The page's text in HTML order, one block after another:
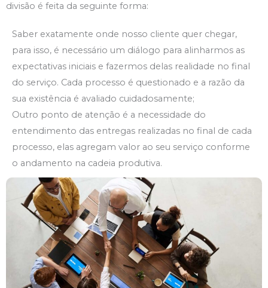
divisão é feita da seguinte forma:
Saber exatamente onde nosso cliente quer chegar,
para isso, é necessário um diálogo para alinharmos as
expectativas iniciais e fazermos delas realidade no final
do serviço. Cada processo é questionado e a razão da
sua existência é avaliado cuidadosamente;
Outro ponto de atenção é a necessidade do
entendimento das entregas realizadas no final de cada
processo, elas agregam valor ao seu serviço conforme
o andamento na cadeia produtiva.